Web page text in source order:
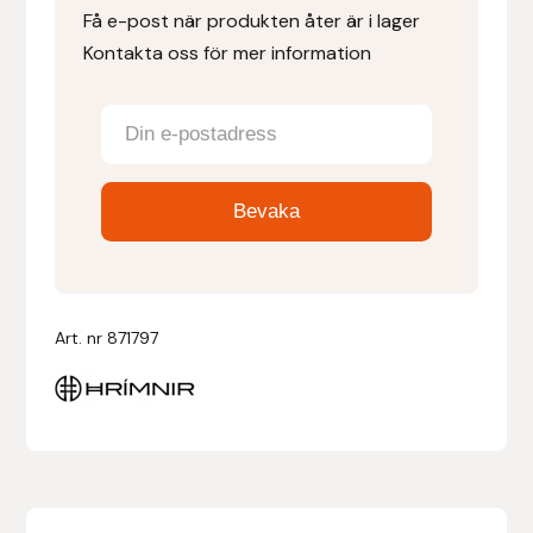
Få e-post när produkten åter är i lager
Kontakta oss för mer information
Art. nr871797
Denni Design